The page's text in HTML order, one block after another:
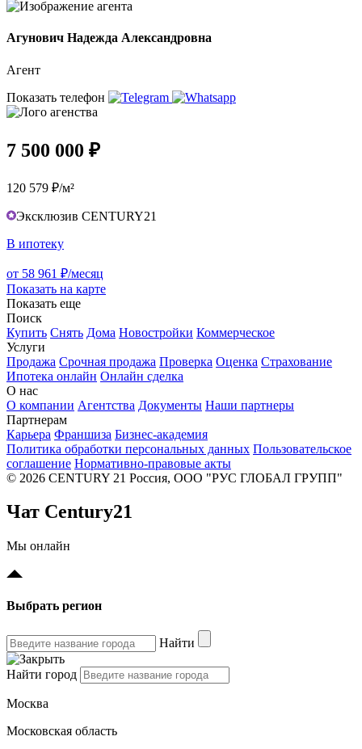
Агунович Надежда Александровна
Агент
Показать телефон
7 500 000 ₽
120 579 ₽/м²
Эксклюзив CENTURY21
В ипотеку
от 58 961 ₽/месяц
Показать на карте
Показать еще
Поиск
Купить Снять Дома Новостройки Коммерческое
Услуги
Продажа Срочная продажа Проверка Оценка Страхование
Ипотека онлайн Онлайн сделка
О нас
О компании Агентства Документы Наши партнеры
Партнерам
Карьера Франшиза Бизнес-академия
Политика обработки персональных данных Пользовательское
соглашение Нормативно-правовые акты
© 2026 CENTURY 21 Россия, ООО "РУС ГЛОБАЛ ГРУПП"
Чат Century21
Мы онлайн
Выбрать регион
Найти
Найти город
Москва
Московская область